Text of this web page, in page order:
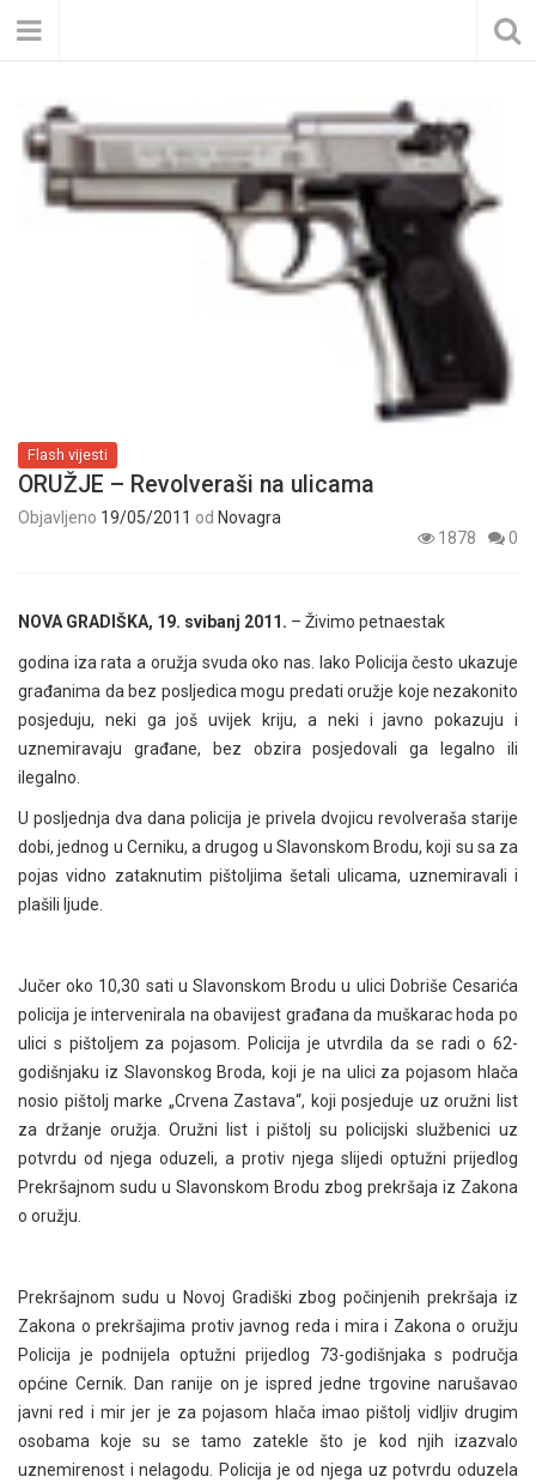
Flash vijesti
ORUŽJE – Revolveraši na ulicama
Objavljeno 19/05/2011 od Novagra
1878
0
NOVA GRADIŠKA, 19. svibanj 2011. – Živimo petnaestak
godina iza rata a oružja svuda oko nas. Iako Policija često ukazuje
građanima da bez posljedica mogu predati oružje koje nezakonito
posjeduju, neki ga još uvijek kriju, a neki i javno pokazuju i
uznemiravaju građane, bez obzira posjedovali ga legalno ili
ilegalno.
U posljednja dva dana policija je privela dvojicu revolveraša starije
dobi, jednog u Cerniku, a drugog u Slavonskom Brodu, koji su sa za
pojas vidno zataknutim pištoljima šetali ulicama, uznemiravali i
plašili ljude.
Jučer oko 10,30 sati u Slavonskom Brodu u ulici Dobriše Cesarića
policija je intervenirala na obavijest građana da muškarac hoda po
ulici s pištoljem za pojasom. Policija je utvrdila da se radi o 62-
godišnjaku iz Slavonskog Broda, koji je na ulici za pojasom hlača
nosio pištolj marke „Crvena Zastava“, koji posjeduje uz oružni list
za držanje oružja. Oružni list i pištolj su policijski službenici uz
potvrdu od njega oduzeli, a protiv njega slijedi optužni prijedlog
Prekršajnom sudu u Slavonskom Brodu zbog prekršaja iz Zakona
o oružju.
Prekršajnom sudu u Novoj Gradiški zbog počinjenih prekršaja iz
Zakona o prekršajima protiv javnog reda i mira i Zakona o oružju
Policija je podnijela optužni prijedlog 73-godišnjaka s područja
općine Cernik. Dan ranije on je ispred jedne trgovine narušavao
javni red i mir jer je za pojasom hlača imao pištolj vidljiv drugim
osobama koje su se tamo zatekle što je kod njih izazvalo
uznemirenost i nelagodu. Policija je od njega uz potvrdu oduzela